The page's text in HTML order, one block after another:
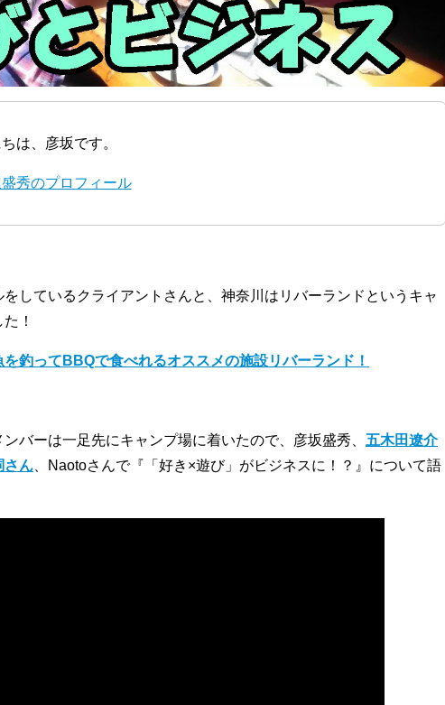
は、彦坂です。
秀のプロフィール
しているクライアントさんと、神奈川はリバーランドというキャ
！
釣ってBBQで食べれるオススメの施設リバーランド！
バーは一足先にキャンプ場に着いたので、彦坂盛秀、 五木田遼介
さん 、Naotoさんで『「好き×遊び」がビジネスに！？』について語